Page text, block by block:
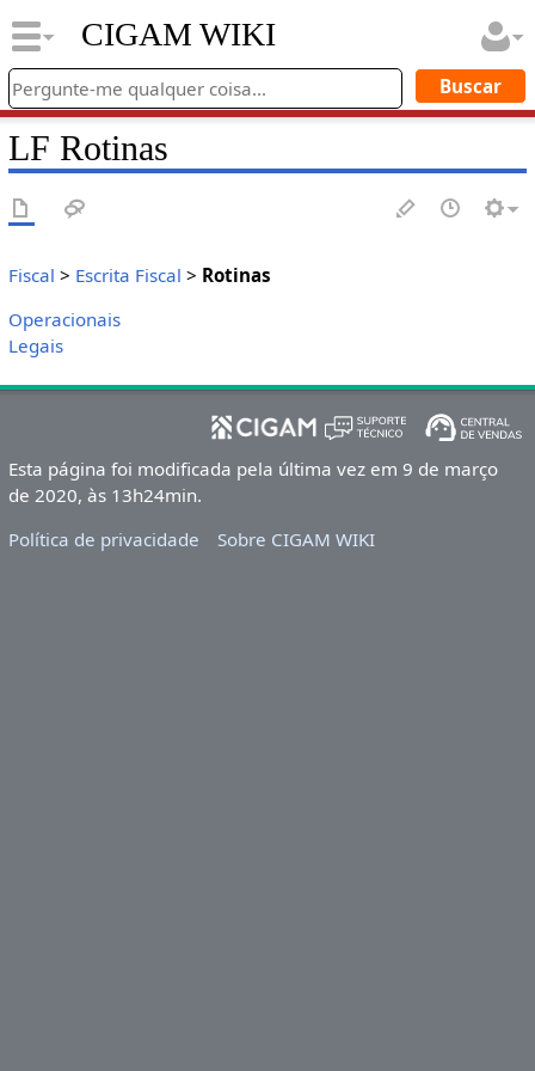
CIGAM WIKI
LF Rotinas
Fiscal > Escrita Fiscal > Rotinas
Operacionais
Legais
Esta página foi modificada pela última vez em 9 de março
de 2020, às 13h24min.
Política de privacidade
Sobre CIGAM WIKI